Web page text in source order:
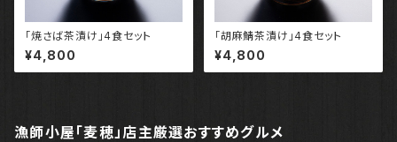
「焼さば茶漬け」4食セット
¥4,800
「胡麻鯖茶漬け」4食セット
¥4,800
漁師小屋「麦穂」店主厳選おすすめグルメ